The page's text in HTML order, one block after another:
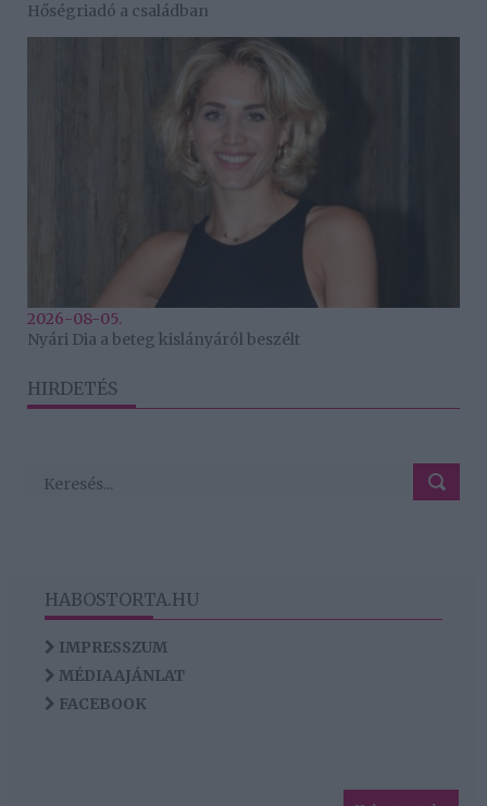
Hőségriadó a családban
2026-08-05.
Nyári Dia a beteg kislányáról beszélt
HIRDETÉS
HABOSTORTA.HU
IMPRESSZUM
MÉDIAAJÁNLAT
FACEBOOK